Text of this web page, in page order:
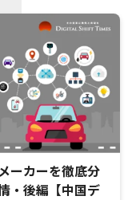
ーカーを徹底分
・後編【中国デ